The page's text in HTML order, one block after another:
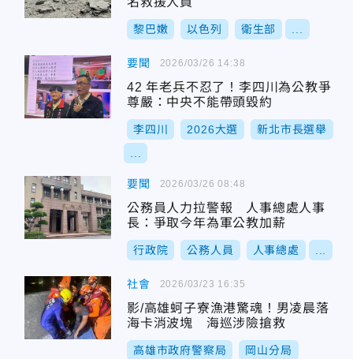
黎巴嫩 以色列 衛生部
要聞
42 年老兵不忍了！李四川為公教爭
尊嚴：中央不能帶頭毀約
李四川 2026大選 新北市長選舉
2026/03/26 14:38
要聞
公務員人力拉警報 人事總處人事
長：爭取今年為軍公教加薪
行政院 公務人員 人事總處
2026/03/26 08:48
社會
影/高雄蚵子寮漁港驚魂！男凌晨落
海卡消波塊 海巡涉險搶救
高雄市政府警察局 岡山分局
2026/03/23 16:35